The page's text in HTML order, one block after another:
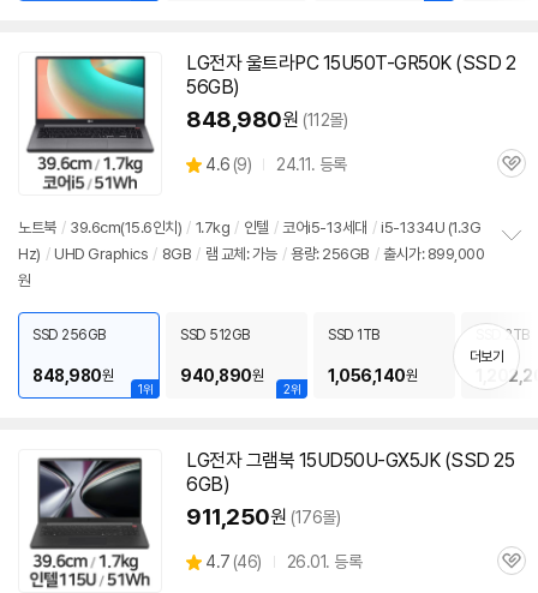
LG전자 울트라PC 15U50T-GR50K (SSD 2
56GB)
848,980원 (112몰)
별
4.6 (상
뷰
9) 24.11. 등록
관
노트북 / 39.6cm(15.6인치) / 1.7kg / 인텔 / 코어i5-13세대 / i5-1334U (1.3G
Hz) / UHD Graphics / 8GB / 램 교체: 가능 / 용량: 256GB / 출시가: 899,000
원
치
기
1위
SSD 256GB
848,980원
2위
SSD 512GB
940,890원
SSD 1TB
1,056,140원
SSD 2TB
더보기
LG전자 그램북 15UD50U-GX5JK (SSD 25
6GB)
911,250원 (176몰)
별
4.7 (상
46) 26.01. 등록
관